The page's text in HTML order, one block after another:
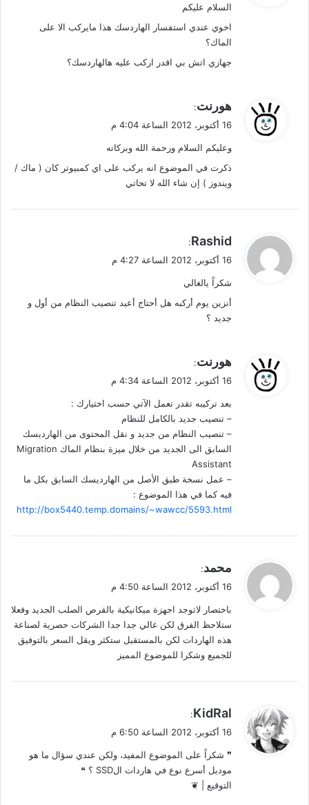
ل
السلام عليكم
اخوي عندي استفسار الهاردسك هذا مايركب الا على
الماك؟
جهازي اتش بي اقدر اركب عليه هالهاردسك؟
ل
هورنت:
16 أكتوبر، 2012 الساعة 4:04 م
وعليكم السلام ورحمة الله وبركاته
ذكرت في الموضوع انه يركب على اي كمبيوتر كان ( ماك /
ويندوز ) إن شاء الله لا تحاتي
ي
ل
Rashid
:
16 أكتوبر، 2012 الساعة 4:27 م
شكراً يالغالي
أنزين يوم أركبه هل أحتاج أعيد تنصيب النظام من أول و
جديد ؟
ل
هورنت:
16 أكتوبر، 2012 الساعة 4:34 م
بعد تركيبه تقدر تعمل الآتي حسب اختيارك :
– تنصيب جديد بالكامل للنظام
– تنصيب النظام من جديد و نقل المحتوى من الهارديسك
السابق الى الجديد من خلال ميزة بنظام الماك Migration
Assistant
– عمل نسخة طبق الأصل من الهارديسك السابق بكل ما
فيه كما في هذا الموضوع :
http://box5440.temp.domains/~wawcc/5593.html
ل
محمد:
16 أكتوبر، 2012 الساعة 4:50 م
باختصار لاتوجد اجهزة ميكانيكية بالقرص الصلب الجديد وفعلا
ستلاحظ الفرق لكن غالي جدا جدا الشركات حصرية لصناعة
هذه الهاردات لكن بالمستقبل ستكثر ويقل السعر بالتوفيق
للجميع وشكرا للموضوع المميز
ي
ل
KidRal
:
16 أكتوبر، 2012 الساعة 6:50 م
❞ شكراً على الموضوع المفيد، ولكن عندي سؤال ما هو
موديل أسرع نوع في هاردات الSSD ؟ ❝
التوقيع | ❦